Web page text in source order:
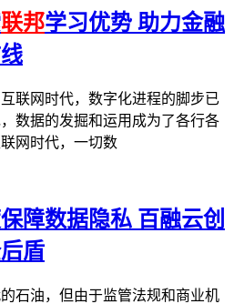
联邦学习优势 助力金融
联网时代，数字化进程的脚步已
数据的发掘和运用成为了各行各
网时代，一切数
障数据隐私 百融云创
盾
石油，但由于监管法规和商业机